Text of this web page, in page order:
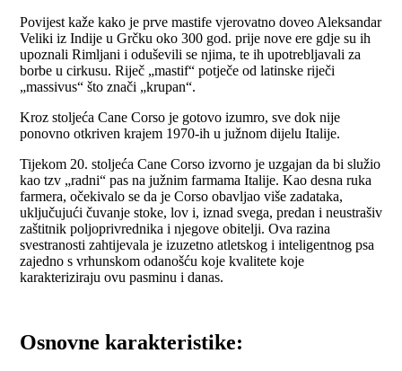
Povijest kaže kako je prve mastife vjerovatno doveo Aleksandar
Veliki iz Indije u Grčku oko 300 god. prije nove ere gdje su ih
upoznali Rimljani i oduševili se njima, te ih upotrebljavali za
borbe u cirkusu. Riječ „mastif“ potječe od latinske riječi
„massivus“ što znači „krupan“.
Kroz stoljeća Cane Corso je gotovo izumro, sve dok nije
ponovno otkriven krajem 1970-ih u južnom dijelu Italije.
Tijekom 20. stoljeća Cane Corso izvorno je uzgajan da bi služio
kao tzv „radni“ pas na južnim farmama Italije. Kao desna ruka
farmera, očekivalo se da je Corso obavljao više zadataka,
uključujući čuvanje stoke, lov i, iznad svega, predan i neustrašiv
zaštitnik poljoprivrednika i njegove obitelji. Ova razina
svestranosti zahtijevala je izuzetno atletskog i inteligentnog psa
zajedno s vrhunskom odanošću koje kvalitete koje
karakteriziraju ovu pasminu i danas.
Osnovne karakteristike: